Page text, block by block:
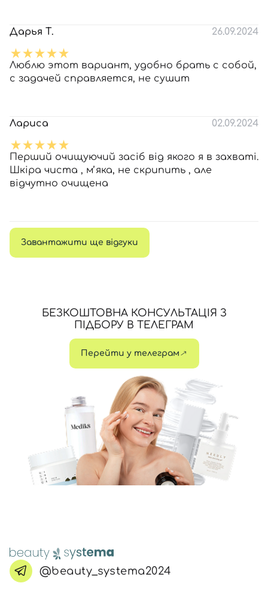
Дарья Т. 26.09.2024
Люблю этот вариант, удобно брать с собой,
с задачей справляется, не сушит
Лариса 02.09.2024
Перший очищуючий засіб від якого я в захваті.
Шкіра чиста , мʼяка, не скрипить , але
відчутно очищена
Завантажити ще відгуки
БЕЗКОШТОВНА КОНСУЛЬТАЦІЯ З
ПІДБОРУ В ТЕЛЕГРАМ
Перейти у телеграм
@beauty_systema2024